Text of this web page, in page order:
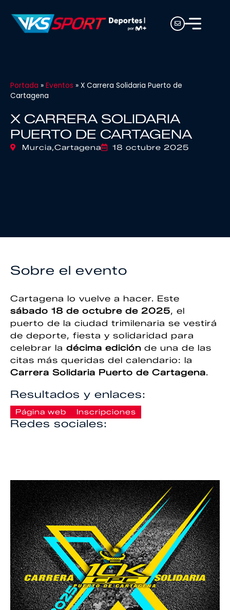
Portada » Eventos » X Carrera Solidaria Puerto de
Cartagena
X CARRERA SOLIDARIA
PUERTO DE CARTAGENA
Murcia,Cartagena 18 octubre 2025
Sobre el evento
Cartagena lo vuelve a hacer. Este
sábado 18 de octubre de 2025, el
puerto de la ciudad trimilenaria se vestirá
de deporte, fiesta y solidaridad para
celebrar la décima edición de una de las
citas más queridas del calendario: la
Carrera Solidaria Puerto de Cartagena.
Resultados y enlaces:
Página web Inscripciones
Redes sociales: